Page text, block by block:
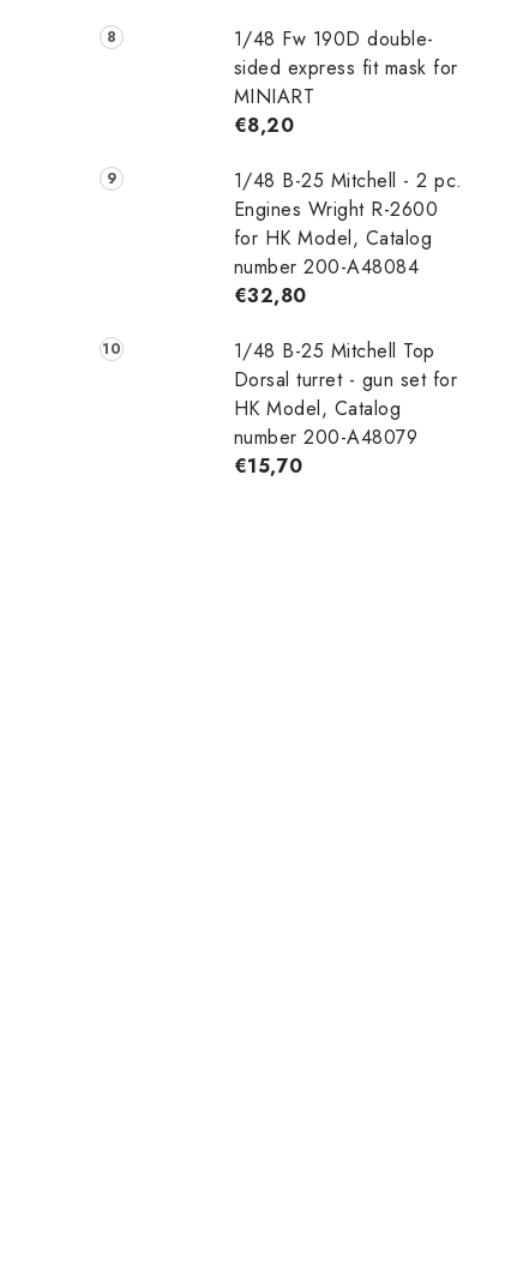
1/48 Fw 190D double-
sided express fit mask for
MINIART
€8,20
1/48 B-25 Mitchell - 2 pc.
Engines Wright R-2600
for HK Model, Catalog
number 200-A48084
€32,80
1/48 B-25 Mitchell Top
Dorsal turret - gun set for
HK Model, Catalog
number 200-A48079
€15,70